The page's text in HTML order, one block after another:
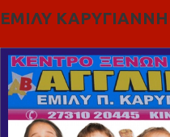
ΕΜΙΛΥ ΚΑΡΥΓΙΑΝΝΗ